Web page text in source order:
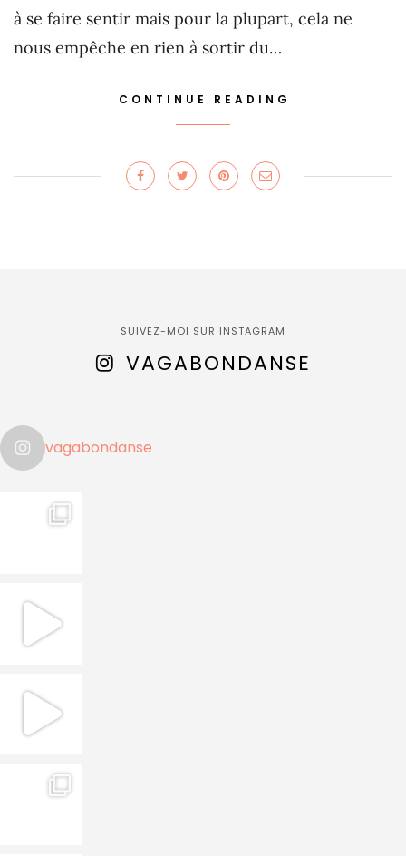
à se faire sentir mais pour la plupart, cela ne
nous empêche en rien à sortir du…
CONTINUE READING
SUIVEZ-MOI SUR INSTAGRAM
VAGABONDANSE
vagabondanse